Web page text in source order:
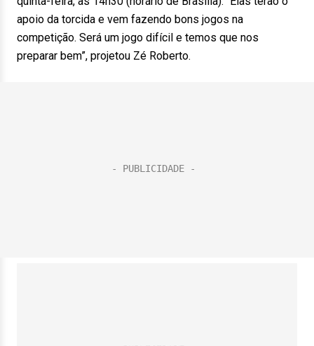
apoio da torcida e vem fazendo bons jogos na
competição. Será um jogo difícil e temos que nos
preparar bem”, projetou Zé Roberto.